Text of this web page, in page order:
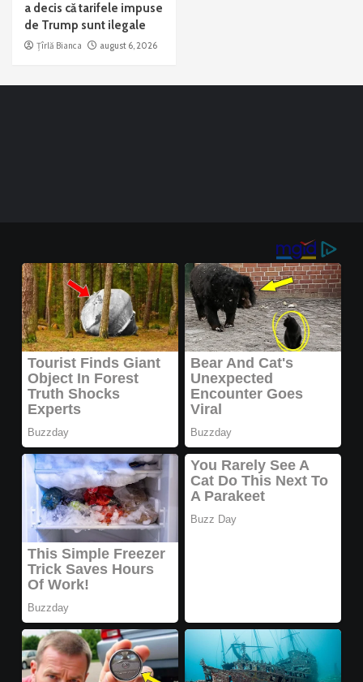
a decis că tarifele impuse
de Trump sunt ilegale
Țîrlă Bianca august 6, 2026